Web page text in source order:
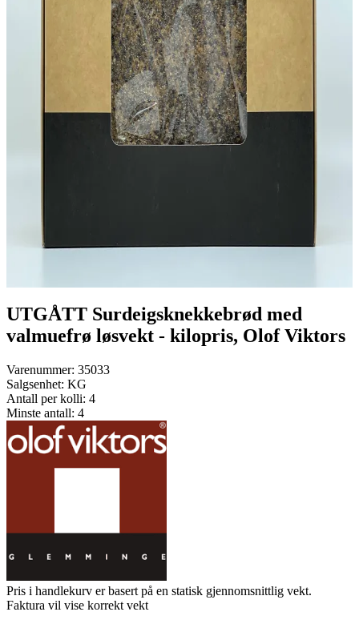
UTGÅTT Surdeigsknekkebrød med
valmuefrø løsvekt - kilopris, Olof Viktors
Varenummer: 35033
Salgsenhet: KG
Antall per kolli: 4
Minste antall: 4
Pris i handlekurv er basert på en statisk gjennomsnittlig vekt.
Faktura vil vise korrekt vekt